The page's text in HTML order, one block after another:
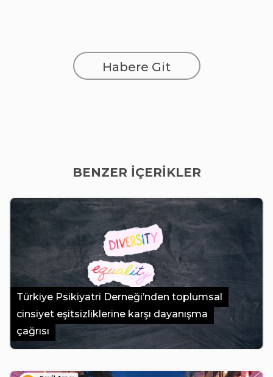
Habere Git
BENZER İÇERİKLER
Türkiye Psikiyatri Derneği’nden toplumsal
cinsiyet eşitsizliklerine karşı dayanışma
çağrısı